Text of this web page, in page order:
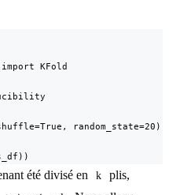
KFold
été divisé en k
plis,